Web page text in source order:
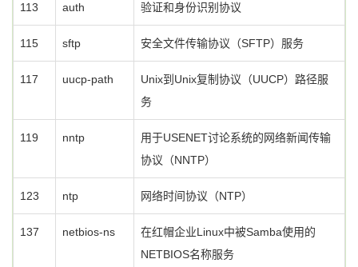
113 auth 验证和身份识别协议
115 sftp 安全文件传输协议（SFTP）服务
117 uucp-path
Unix到Unix复制协议（UUCP）路径服
务
119 nntp
用于USENET讨论系统的网络新闻传输
协议（NNTP）
123 ntp 网络时间协议（NTP）
137 netbios-ns
在红帽企业Linux中被Samba使用的
NETBIOS名称服务